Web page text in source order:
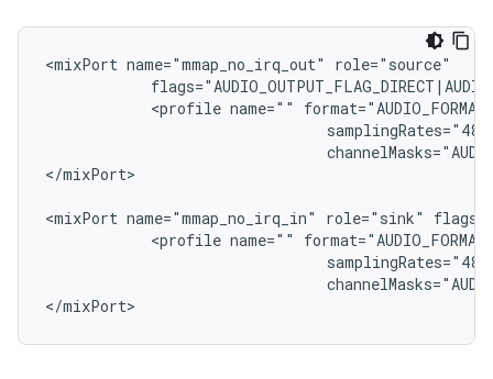
<mixPort name="mmap_no_irq_out" role="source"
<profile name=""
</mixPort>
<mixPort name="mmap_no_irq_in" role="sink"
<profile name=""
</mixPort>